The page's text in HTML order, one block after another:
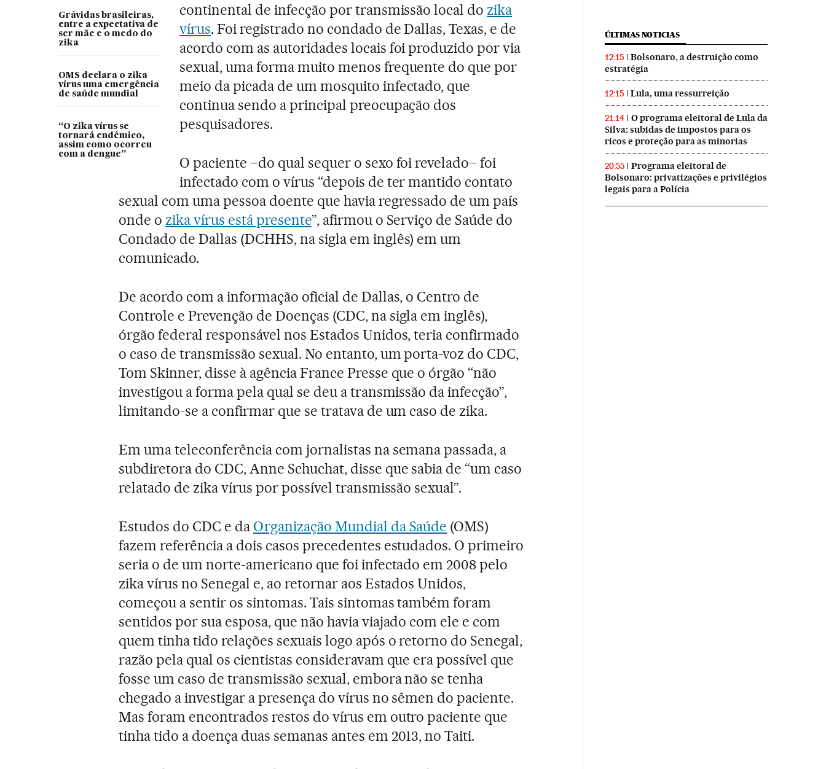
Grávidas brasileiras,
entre a expectativa de
ser mãe e o medo do
zika
OMS declara o zika
vírus uma emergência
de saúde mundial
“O zika vírus se
tornará endêmico,
assim como ocorreu
com a dengue”
continental de infecção por transmissão local dozika
vírus. Foi registrado no condado de Dallas, Texas, e de
acordo com as autoridades locais foi produzido por via
sexual, uma forma muito menos frequente do que por
meio da picada de um mosquito infectado, que
continua sendo a principal preocupação dos
pesquisadores.
O paciente –do qual sequer o sexo foi revelado– foi
infectado com o vírus “depois de ter mantido contato
sexual com uma pessoa doente que havia regressado de um país
onde ozika vírus está presente”, afirmou o Serviço de Saúde do
Condado de Dallas (DCHHS, na sigla em inglês) em um
comunicado.
De acordo com a informação oficial de Dallas, o Centro de
Controle e Prevenção de Doenças (CDC, na sigla em inglês),
órgão federal responsável nos Estados Unidos, teria confirmado
o caso de transmissão sexual. No entanto, um porta-voz do CDC,
Tom Skinner, disse à agência France Presse que o órgão “não
investigou a forma pela qual se deu a transmissão da infecção”,
limitando-se a confirmar que se tratava de um caso de zika.
Em uma teleconferência com jornalistas na semana passada, a
subdiretora do CDC, Anne Schuchat, disse que sabia de “um caso
relatado de zika vírus por possível transmissão sexual”.
Estudos do CDC e da Organização Mundial da Saúde (OMS)
fazem referência a dois casos precedentes estudados. O primeiro
seria o de um norte-americano que foi infectado em 2008 pelo
zika vírus no Senegal e, ao retornar aos Estados Unidos,
começou a sentir os sintomas. Tais sintomas também foram
sentidos por sua esposa, que não havia viajado com ele e com
quem tinha tido relações sexuais logo após o retorno do Senegal,
razão pela qual os cientistas consideravam que era possível que
fosse um caso de transmissão sexual, embora não se tenha
chegado a investigar a presença do vírus no sêmen do paciente.
Mas foram encontrados restos do vírus em outro paciente que
tinha tido a doença duas semanas antes em 2013, no Taiti.
ÚLTIMAS NOTICIAS
12:15
Bolsonaro, a destruição como
estratégia
12:15 Lula, uma ressurreição
21:14
O programa eleitoral de Lula da
Silva: subidas de impostos para os
ricos e proteção para as minorias
20:55
Programa eleitoral de
Bolsonaro: privatizações e privilégios
legais para a Polícia